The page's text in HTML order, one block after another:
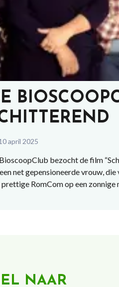
april 2025
bezocht de film
net gepensioneerde vrouw,
prettige RomCom op een zonnige
NAAR